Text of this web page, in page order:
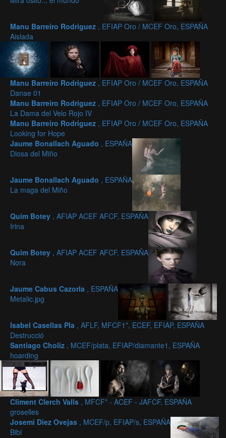
Manu Barreiro Rodriguez , EFIAP Oro / MCEF Oro, ESPAÑA
Aislada
Manu Barreiro Rodriguez , EFIAP Oro / MCEF Oro, ESPAÑA
Danae 01
Manu Barreiro Rodriguez , EFIAP Oro / MCEF Oro, ESPAÑA
La Dama del Velo Rojo IV
Manu Barreiro Rodriguez , EFIAP Oro / MCEF Oro, ESPAÑA
Looking for Hope
Jaume Bonallach Aguado , ESPAÑA
Diosa del Miño
Jaume Bonallach Aguado , ESPAÑA
La maga del Miño
Quim Botey , AFIAP ACEF AFCF, ESPAÑA
Irina
Quim Botey , AFIAP ACEF AFCF, ESPAÑA
Nora
Jaume Cabus Cazorla , ESPAÑA
Metalic.jpg
Isabel Casellas Pla , AFLF, MFCF1*, ECEF, EFIAP, ESPAÑA
Destrucció
Santiago Choliz , MCEF/plata, EFIAP/diamante1, ESPAÑA
hoarding
Climent Clerch Valls , MFCF* - ACEF - JAFCF, ESPAÑA
groselles
Josemi Diez Ovejas , MCEF/p, EFIAP/s, ESPAÑA
Bibi